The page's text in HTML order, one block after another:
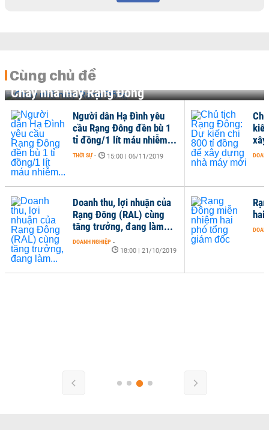
Cùng chủ đề
Cháy nhà máy Rạng Đông
hai
Người dân Hạ Đình yêu
cầu Rạng Đông đền bù 1
tỉ đồng/1 lít máu nhiễm...
THỜI SỰ - 15:00 | 06/11/2019
Doanh thu, lợi nhuận của
Rạng Đông (RAL) cùng
tăng trưởng, đang làm...
DOANH NGHIỆP -
18:00 | 21/10/2019